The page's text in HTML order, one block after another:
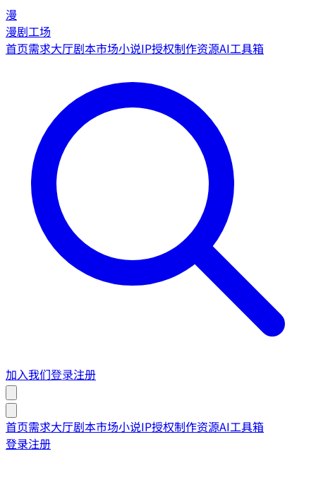
漫
漫剧工场
首页需求大厅剧本市场小说IP授权制作资源AI工具箱
加入我们登录注册
首页需求大厅剧本市场小说IP授权制作资源AI工具箱
登录注册